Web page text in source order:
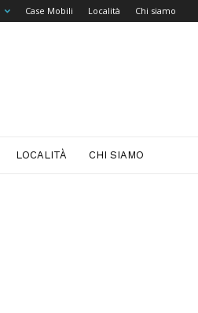
Case Mobili Località Chi siamo
LOCALITÀ CHI SIAMO